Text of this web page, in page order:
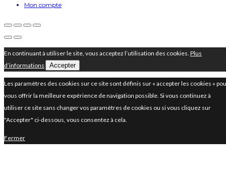
Mon compte
En continuant à utiliser le site, vous acceptez l’utilisation des cookies. Plus
d’informations
Accepter
Les paramètres des cookies sur ce site sont définis sur « accepter les cookies »
vous offrir la meilleure expérience de navigation possible. Si vous continuez à
utiliser ce site sans changer vos paramètres de cookies ou si vous cliquez sur
"Accepter" ci-dessous, vous consentez à cela.
Fermer